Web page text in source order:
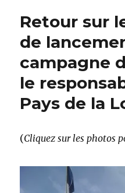
Retour sur
de
campagne
le
Pays de la
(Cliquez sur les photos